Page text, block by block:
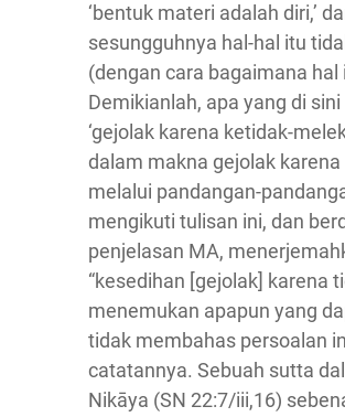
‘bentuk materi adalah diri,’
sesungguhnya hal-hal itu
(dengan cara bagaimana hal
Demikianlah, apa yang di
‘gejolak karena ketidak-
dalam makna gejolak
melalui pandangan-
mengikuti tulisan ini, dan
penjelasan MA,
“kesedihan [gejolak] karena
menemukan apapun yang
tidak membahas persoalan
catatannya. Sebuah sutta
Nikāya (SN 22:7/iii,16)